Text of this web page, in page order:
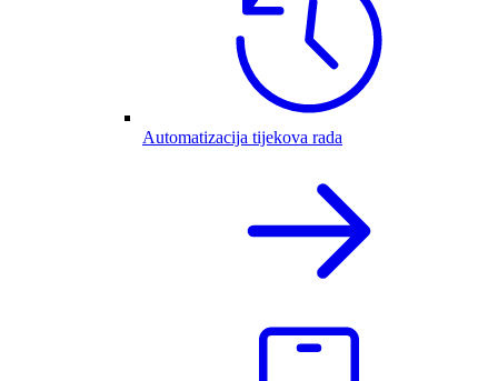
Automatizacija tijekova rada